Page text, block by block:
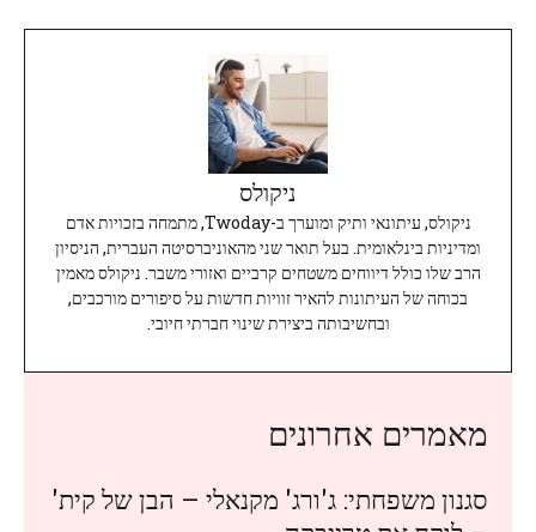
ניקולס
ניקולס, עיתונאי ותיק ומוערך ב-Twoday, מתמחה בזכויות אדם
ומדיניות בינלאומית. בעל תואר שני מהאוניברסיטה העברית, הניסיון
הרב שלו כולל דיווחים משטחים קרביים ואזורי משבר. ניקולס מאמין
בכוחה של העיתונות להאיר זוויות חדשות על סיפורים מורכבים,
ובחשיבותה ביצירת שינוי חברתי חיובי.
מאמרים אחרונים
סגנון משפחתי: ג'ורג' מקנאלי – הבן של קית'